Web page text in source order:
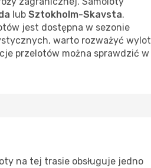
lub Sztokholm-Skavsta.
jest dostępna w sezonie
warto rozważyć wylot
przelotów można sprawdzić w
na tej trasie obsługuje jedno